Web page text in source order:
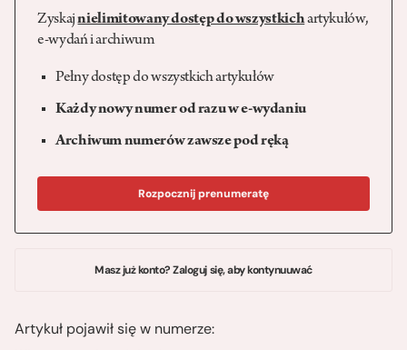
Zyskajnielimitowany dostęp do wszystkichartykułów,
e-wydań i archiwum
Pełny dostęp do wszystkich artykułów
Każdy nowy numer od razu w e-wydaniu
Archiwum numerów zawsze pod ręką
Rozpocznij prenumeratę
Masz już konto? Zaloguj się, aby kontynuuwać
Artykuł pojawił się w numerze: